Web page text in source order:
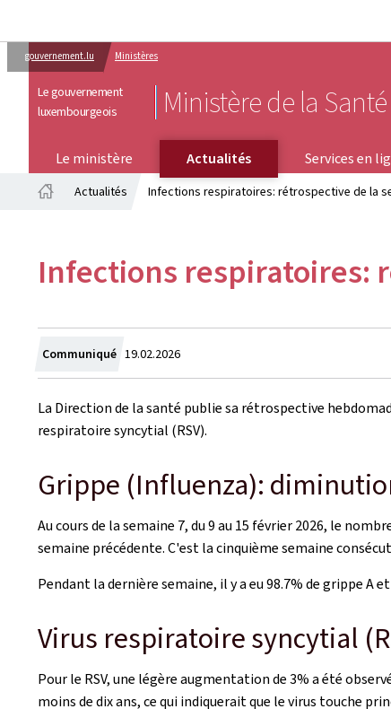
gouvernement.lu Ministères
Le gouvernement
luxembourgeois
Ministère de la
Le ministère Actualités Services en
Actualités Infections respiratoires: rétrospective de la
Infections respiratoires:
Communiqué Crée
le
19.02.2026
La Direction de la santé publie sa rétrospective
respiratoire syncytial (RSV).
Grippe (Influenza):
Au cours de la semaine 7, du 9 au 15 février 2026, le
semaine précédente. C'est la cinquième semaine
Pendant la dernière semaine, il y a eu 98.7% de grippe A
Virus respiratoire syncytial
Pour le RSV, une légère augmentation de 3% a été
moins de dix ans, ce qui indiquerait que le virus touche